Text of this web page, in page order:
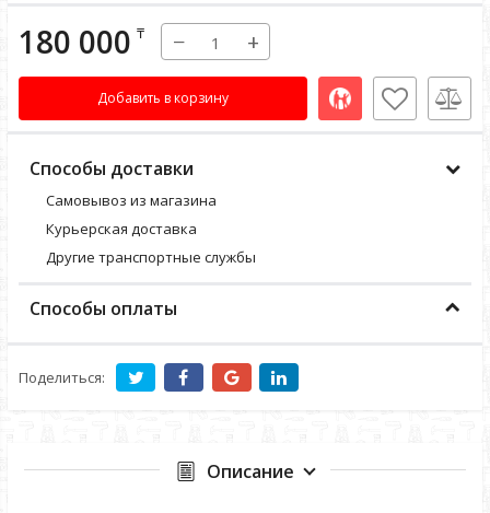
180 000 ₸ − +
Добавить в корзину
Способы доставки
Самовывоз из магазина
Курьерская доставка
Другие транспортные службы
Способы оплаты
Поделиться:
Описание